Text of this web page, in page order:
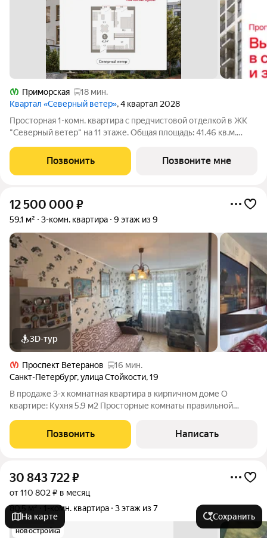
Приморская
18 мин.
Квартал «Северный ветер», 4 квартал 2028
Просторная 1-комн. квартира с предчистовой отделкой в ЖК
"Северный ветер" на 11 этаже. Общая площадь: 41.46 кв.м.
«Северный ветер» легла идея деления квартала на шесть
кластеров активный городской,
Позвонить Позвоните мне
12 500 000 ₽
59,1 м² 3-комн. квартира 9 этаж из 9
3D-тур
Проспект Ветеранов
16 мин.
Санкт-Петербург,улица Стойкости,19
В продаже 3-х комнатная квартира в кирпичном доме О
квартире: Кухня 5,9 м2 Просторные комнаты правильной
Дом теплый Хорошие соседи, везде чисто. Территория дома
благоустроена Во дворе
Позвонить Написать
30 843 722₽
от 110 802 ₽ в месяц
80,5 м²
1-комн. квартира 3 этаж из 7
новостройка
На карте Сохранить